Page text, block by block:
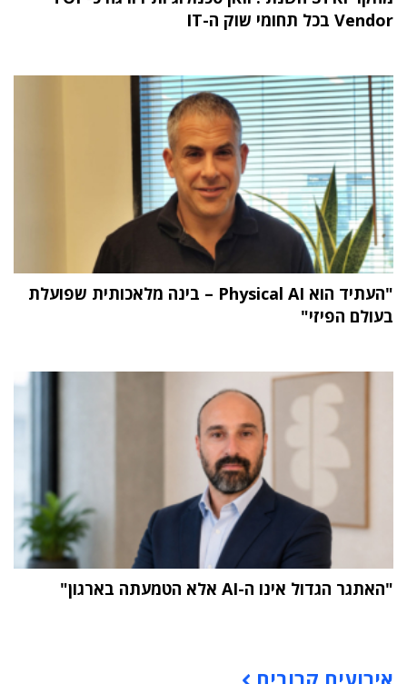
Vendor בכל תחומי שוק ה-IT
"העתיד הוא Physical AI – בינה מלאכותית שפועלת
בעולם הפיזי"
"האתגר הגדול אינו ה-AI אלא הטמעתה בארגון"
אירועים קרובים